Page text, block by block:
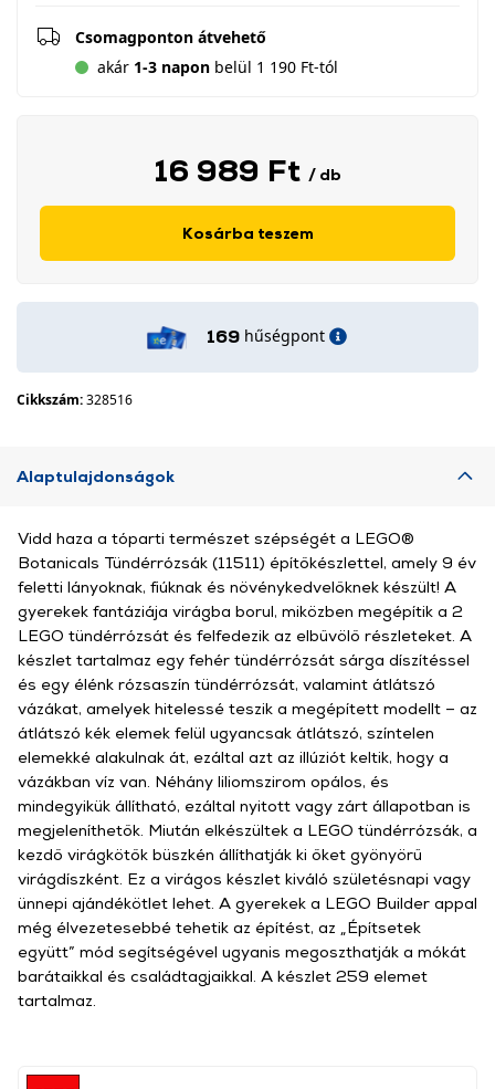
Csomagponton átvehető
akár 1-3 napon belül 1 190 Ft-tól
16 989 Ft / db
Kosárba teszem
169 hűségpont
Cikkszám:328516
Alaptulajdonságok
Vidd haza a tóparti természet szépségét a LEGO®
Botanicals Tündérrózsák (11511) építőkészlettel, amely 9 év
feletti lányoknak, fiúknak és növénykedvelőknek készült! A
gyerekek fantáziája virágba borul, miközben megépítik a 2
LEGO tündérrózsát és felfedezik az elbűvölő részleteket. A
készlet tartalmaz egy fehér tündérrózsát sárga díszítéssel
és egy élénk rózsaszín tündérrózsát, valamint átlátszó
vázákat, amelyek hitelessé teszik a megépített modellt – az
átlátszó kék elemek felül ugyancsak átlátszó, színtelen
elemekké alakulnak át, ezáltal azt az illúziót keltik, hogy a
vázákban víz van. Néhány liliomszirom opálos, és
mindegyikük állítható, ezáltal nyitott vagy zárt állapotban is
megjeleníthetők. Miután elkészültek a LEGO tündérrózsák, a
kezdő virágkötők büszkén állíthatják ki őket gyönyörű
virágdíszként. Ez a virágos készlet kiváló születésnapi vagy
ünnepi ajándékötlet lehet. A gyerekek a LEGO Builder appal
még élvezetesebbé tehetik az építést, az „Építsetek
együtt” mód segítségével ugyanis megoszthatják a mókát
barátaikkal és családtagjaikkal. A készlet 259 elemet
tartalmaz.